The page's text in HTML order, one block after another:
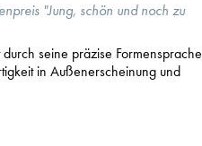
"Jung, schön und noch zu
durch seine präzise Formensprache
in Außenerscheinung und